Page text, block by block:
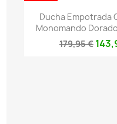
Vista
Ducha Empotrada
Monomando
179,95 €